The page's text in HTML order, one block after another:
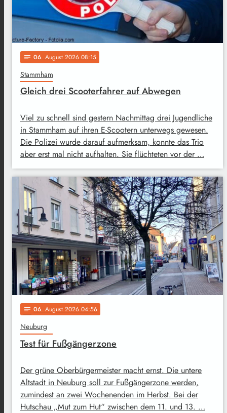
notes 06. August 2026 08:15
Stammham
Gleich drei Scooterfahrer auf Abwegen
Viel zu schnell sind gestern Nachmittag drei Jugendliche
in Stammham auf ihren E-Scootern unterwegs gewesen.
Die Polizei wurde darauf aufmerksam, konnte das Trio
aber erst mal nicht aufhalten. Sie flüchteten vor der …
notes 06. August 2026 04:56
Neuburg
Test für Fußgängerzone
Der grüne Oberbürgermeister macht ernst. Die untere
Altstadt in Neuburg soll zur Fußgängerzone werden,
zumindest an zwei Wochenenden im Herbst. Bei der
Hutschau „Mut zum Hut“ zwischen dem 11. und 13. …